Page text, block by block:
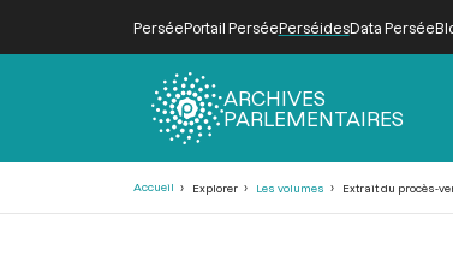
PerséePortail PerséePerséidesData Persée
ARCHIVES
PARLEMENTAIRES
Accueil Explorer Les volumes Extrait du procès-